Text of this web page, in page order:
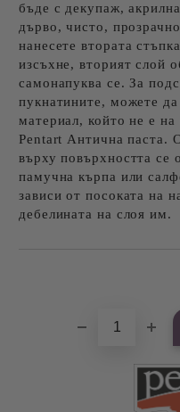
бъде с декупаж,
дърво, чисто,
нанесете втората
изсъхне, вторият слой
самонапуква се. За
пукнатините, можете да
материал, който не е
Pentart Антична паста.
върху повърхността се
памучна кърпа или
зависи от посоката на
дебелината на слоя им.